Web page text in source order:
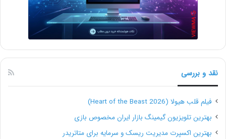
خوبی نخواهد داشت.
شما نمی توانید برندی بر اساس آن بسازید
برند چیزی است که کسب و کار شما را از دیگران متمایز می
کند. هنگامی که شما یک برند معتبر دارید، مردم محصول
شما را بر هر گزینه دیگری انتخاب می کنند زیرا می دانند که
شما هستید که کیفیت را ارائه می دهید.
نقد و بررسی
فیلم قلب هیولا (Heart of the Beast 2026)
بهترین تلویزیون گیمینگ بازار ایران مخصوص بازی
بهترین اکسپرت مدیریت ریسک و سرمایه برای متاتریدر